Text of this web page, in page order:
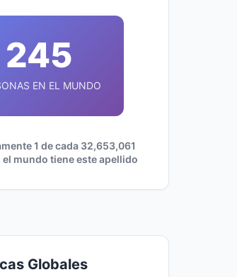
245
EN EL MUNDO
1 de cada 32,653,061
el mundo tiene este apellido
Globales